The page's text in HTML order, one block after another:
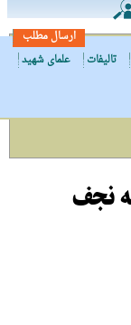
ارسال مطلب
تالیفات
علمای شهید
نجف